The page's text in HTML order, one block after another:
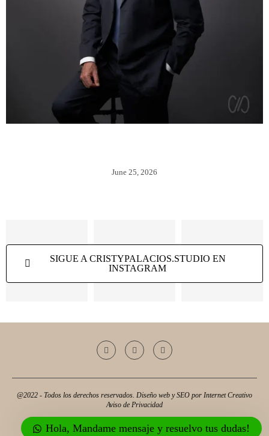
June 25, 2026
SIGUE A CRISTYPALACIOS.STUDIO EN
INSTAGRAM
@2022 - Todos los derechos reservados. Diseño web y SEO por Internet Creativo
Aviso de Privacidad
IR ARRIBA
Hola, Mandame mensaje y resuelvo tus dudas!